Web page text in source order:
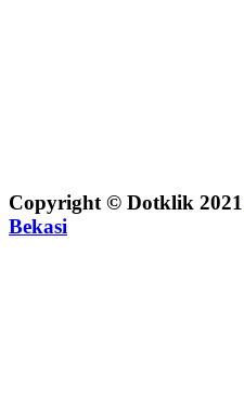
Copyright © Dotklik 2021
Bekasi